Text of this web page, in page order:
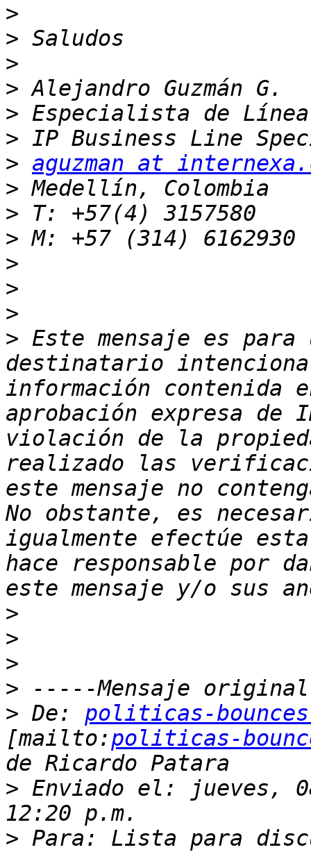
>
>
>
>
>
>
> aguzman at
>
>
>
>
>
>
> Este mensaje es
destinatario
información contenida
aprobación expresa de
violación de la
realizado las
este mensaje no
No obstante, es
igualmente efectúe
hace responsable por
>
>
>
>
> De: politicas-
[mailto:politicas-
> Enviado el: jueves,
> Para: Lista para